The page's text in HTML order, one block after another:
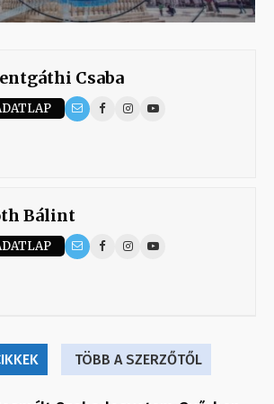
Csaba
Bálint
TÖBB A SZERZŐTŐL